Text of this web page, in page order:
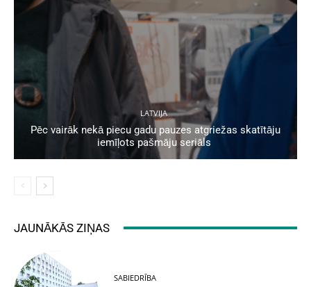
LATVIJA
Pēc vairāk nekā piecu gadu pauzes atgriežas skatītāju
iemīļots pašmāju seriāls
JAUNĀKĀS ZIŅAS
SABIEDRĪBA